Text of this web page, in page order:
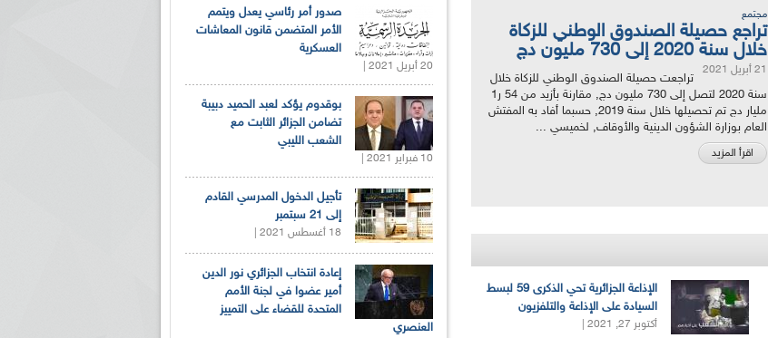
مجتمع
تراجع حصيلة الصندوق الوطني للزكاة
خلال سنة 2020 إلى 730 مليون دج
21 أبريل 2021
تراجعت حصيلة الصندوق الوطني للزكاة خلال
سنة 2020 لتصل إلى 730 مليون دج, مقارنة بأزيد من 54 ر1
مليار دج تم تحصيلها خلال سنة 2019, حسبما أفاد به المفتش
العام بوزارة الشؤون الدينية والأوقاف, لخميسي ...
اقرأ المزيد
الإذاعة الجزائرية تحي الذكرى 59 لبسط
السيادة على الإذاعة والتلفزيون
أكتوبر 27, 2021 |
صدور أمر رئاسي يعدل ويتمم
الأمر المتضمن قانون المعاشات
العسكرية
20 أبريل 2021 |
بوقدوم يؤكد لعبد الحميد دبيبة
تضامن الجزائر الثابت مع
الشعب الليبي
10 فبراير 2021 |
تأجيل الدخول المدرسي القادم
إلى 21 سبتمبر
18 أغسطس 2021 |
إعادة انتخاب الجزائري نور الدين
أمير عضوا في لجنة الأمم
المتحدة للقضاء على التمييز
العنصري